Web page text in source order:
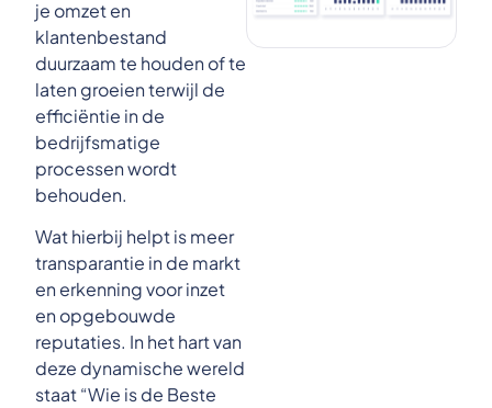
je omzet en
klantenbestand
duurzaam te houden of te
laten groeien terwijl de
efficiëntie in de
bedrijfsmatige
processen wordt
behouden.
Wat hierbij helpt is meer
transparantie in de markt
en erkenning voor inzet
en opgebouwde
reputaties. In het hart van
deze dynamische wereld
staat “Wie is de Beste